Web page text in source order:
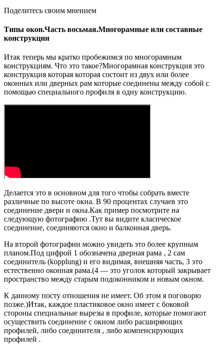
Поделитесь своим мнением
Типы окон.Часть восьмая.Многорамные или составные
конструкции
Итак теперь мы кратко пробежимся по многорамным
конструкциям. Что это такое?Многорамная конструкция это
конструкция которая которая состоит из двух или более
оконных или дверных рам которые соединены между собой с
помощью специального профиля в одну конструкцию.
Делается это в основном для того чтобы собрать вместе
различные по высоте окна. В 90 процентах случаев это
соединение двери и окна.Как пример посмотрите на
следующую фотографию .Тут вы видите класическое
соединение, соединяются окно и балконная дверь.
На второй фотографии можно увидеть это более крупным
планом.Под цифрой 1 обозначена дверная рама , 2 сам
соединитель (kopplung) и его видимая, внешняя часть, 3 это
естественно оконная рама.(4 — это уголок который закрывает
пространство между старым подоконником и новым окном.
К данному посту отношения не имеет. Об этом я поговорю
позже.)Итак, каждое пластиковое окно имеет с боковой
стороны специальные вырезы в профиле, которые помогают
осуществить соединение с окном либо расширяющих
профилей, либо соединителя , либо компенсирующих
профилей .